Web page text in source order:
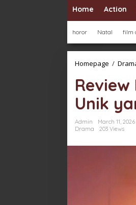
Home Action
horor Natal film
Homepage /
Unik
Admin
March 11, 2026
Drama
203 Views